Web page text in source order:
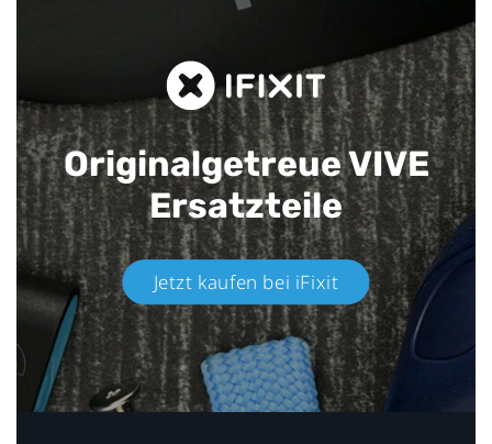
Originalgetreue VIVE
Ersatzteile
Jetzt kaufen bei iFixit​